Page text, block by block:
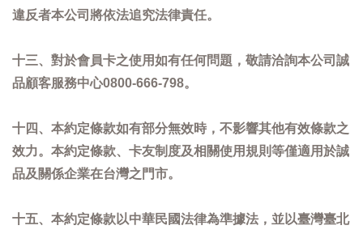
違反者本公司將依法追究法律責任。
十三、對於會員卡之使用如有任何問題，敬請洽詢本公司誠
品顧客服務中心0800-666-798。
十四、本約定條款如有部分無效時，不影響其他有效條款之
效力。本約定條款、卡友制度及相關使用規則等僅適用於誠
品及關係企業在台灣之門市。
十五、本約定條款以中華民國法律為準據法，並以臺灣臺北